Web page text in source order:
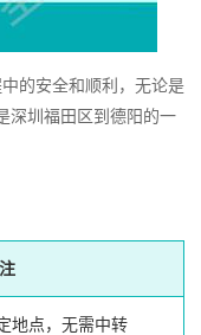
的安全和顺利，无论是
深圳福田区到德阳的一
地点，无需中转